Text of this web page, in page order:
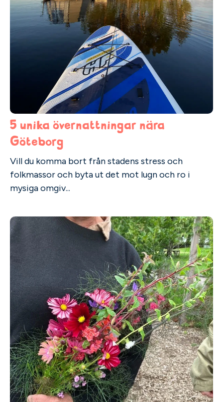
5 unika övernattningar nära
Göteborg
Vill du komma bort från stadens stress och
folkmassor och byta ut det mot lugn och ro i
mysiga omgiv...